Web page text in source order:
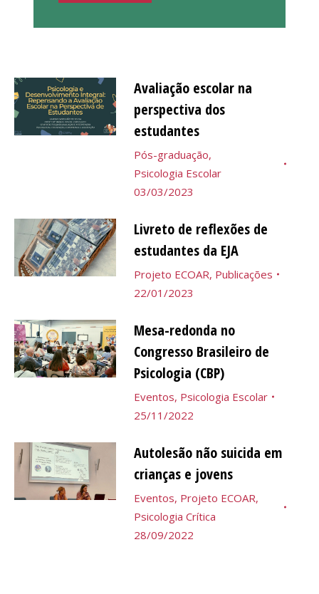
Avaliação escolar na
perspectiva dos
estudantes
Pós-graduação,
Psicologia Escolar
03/03/2023
Livreto de reflexões de
estudantes da EJA
Projeto ECOAR, Publicações
22/01/2023
Mesa-redonda no
Congresso Brasileiro de
Psicologia (CBP)
Eventos, Psicologia Escolar
25/11/2022
Autolesão não suicida em
crianças e jovens
Eventos, Projeto ECOAR,
Psicologia Crítica
28/09/2022